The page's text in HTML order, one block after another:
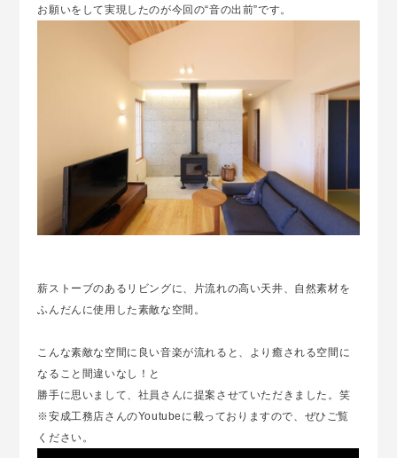
お願いをして実現したのが今回の“音の出前”です。
薪ストーブのあるリビングに、片流れの高い天井、自然素材を
ふんだんに使用した素敵な空間。
こんな素敵な空間に良い音楽が流れると、より癒される空間に
なること間違いなし！と
勝手に思いまして、社員さんに提案させていただきました。笑
※安成工務店さんのYoutubeに載っておりますので、ぜひご覧
ください。